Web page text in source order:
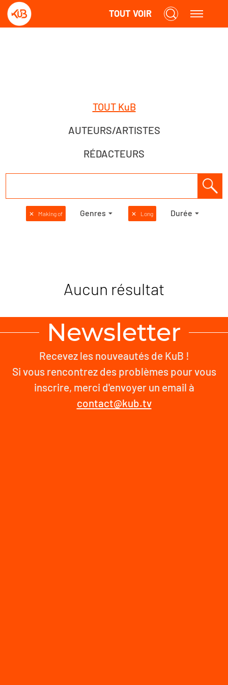
TOUT VOIR
TOUT KuB
AUTEURS/ARTISTES
RÉDACTEURS
✕ Making of Genres ✕ Long Durée
Aucun résultat
Newsletter
Recevez les nouveautés de KuB !
Si vous rencontrez des problèmes pour vous
inscrire, merci d'envoyer un email à
contact@kub.tv